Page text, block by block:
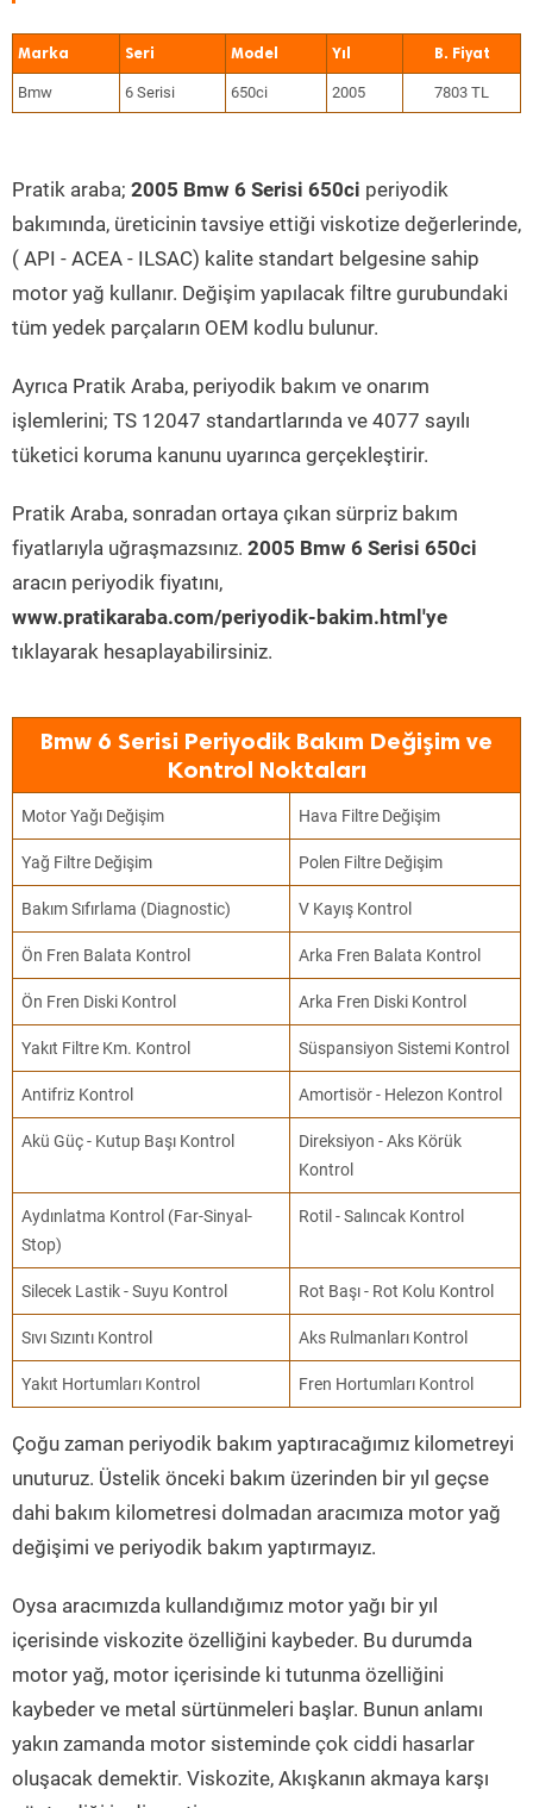
Marka Seri Model Yıl
Bmw 6 Serisi 650ci 2005 7803 TL
Pratik araba; 2005 Bmw 6 Serisi 650ci periyodik
bakımında, üreticinin tavsiye ettiği viskotize değerlerinde,
( API - ACEA - ILSAC) kalite standart belgesine sahip
motor yağ kullanır. Değişim yapılacak filtre gurubundaki
tüm yedek parçaların OEM kodlu bulunur.
Ayrıca Pratik Araba, periyodik bakım ve onarım
işlemlerini; TS 12047 standartlarında ve 4077 sayılı
tüketici koruma kanunu uyarınca gerçekleştirir.
Pratik Araba, sonradan ortaya çıkan sürpriz bakım
fiyatlarıyla uğraşmazsınız. 2005 Bmw 6 Serisi 650ci
aracın periyodik fiyatını,
www.pratikaraba.com/periyodik-bakim.html'ye
tıklayarak hesaplayabilirsiniz.
Bmw 6 Serisi Periyodik Bakım Değişim ve
Kontrol Noktaları
Motor Yağı Değişim Hava Filtre Değişim
Yağ Filtre Değişim Polen Filtre Değişim
Bakım Sıfırlama (Diagnostic) V Kayış Kontrol
Ön Fren Balata Kontrol Arka Fren Balata Kontrol
Ön Fren Diski Kontrol Arka Fren Diski Kontrol
Yakıt Filtre Km. Kontrol Süspansiyon Sistemi Kontrol
Antifriz Kontrol Amortisör - Helezon Kontrol
Akü Güç - Kutup Başı Kontrol
Direksiyon - Aks Körük
Kontrol
Aydınlatma Kontrol (Far-Sinyal-
Stop)
Rotil - Salıncak Kontrol
Silecek Lastik - Suyu Kontrol Rot Başı - Rot Kolu Kontrol
Sıvı Sızıntı Kontrol Aks Rulmanları Kontrol
Yakıt Hortumları Kontrol Fren Hortumları Kontrol
Çoğu zaman periyodik bakım yaptıracağımız kilometreyi
unuturuz. Üstelik önceki bakım üzerinden bir yıl geçse
dahi bakım kilometresi dolmadan aracımıza motor yağ
değişimi ve periyodik bakım yaptırmayız.
Oysa aracımızda kullandığımız motor yağı bir yıl
içerisinde viskozite özelliğini kaybeder. Bu durumda
motor yağ, motor içerisinde ki tutunma özelliğini
kaybeder ve metal sürtünmeleri başlar. Bunun anlamı
yakın zamanda motor sisteminde çok ciddi hasarlar
oluşacak demektir. Viskozite, Akışkanın akmaya karşı